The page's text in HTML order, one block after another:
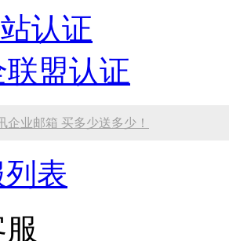
认证
联盟认证
企业邮箱 买多少送多少！
案虚拟主机，只需199元!
钟做网站 只需1380元！
做网站/服务器维护！
表